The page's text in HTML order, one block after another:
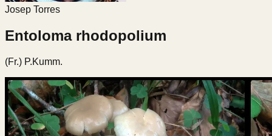
Josep Torres
Entoloma rhodopolium
(Fr.) P.Kumm.